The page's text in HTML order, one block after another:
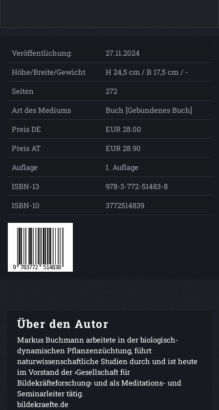
Veröffentlichung:
27.11.2024
Höhe/Breite/Gewicht
H 24,5 cm / B 17,5 cm / -
Seiten
272
Art des Mediums
Buch [Gebundenes Buch]
Preis DE
EUR 28.00
Preis AT
EUR 28.90
Auflage
1. Auflage
ISBN-13
978-3-772-51483-8
ISBN-10
3772514839
Über den Autor
Markus Buchmann arbeitete in der biologisch-
dynamischen Pflanzenzüchtung, führt
naturwissenschaftliche Studien durch und ist heute
im Vorstand der ›Gesellschaft für
Bildekräfteforschung‹ und als Meditations- und
Seminarleiter tätig.
bildekraefte.de